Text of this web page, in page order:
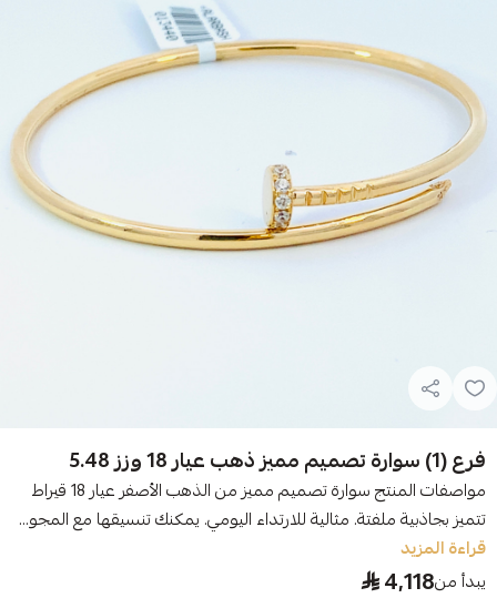
فرع (1) سوارة تصميم مميز ذهب عيار 18 وزز 5.48
مواصفات المنتج سوارة تصميم مميز من الذهب الأصفر عيار 18 قيراط
تتميز بجاذبية ملفتة. مثالية للارتداء اليومي. يمكنك تنسيقها مع المجو...
قراءة المزيد
يبدأ من4,118